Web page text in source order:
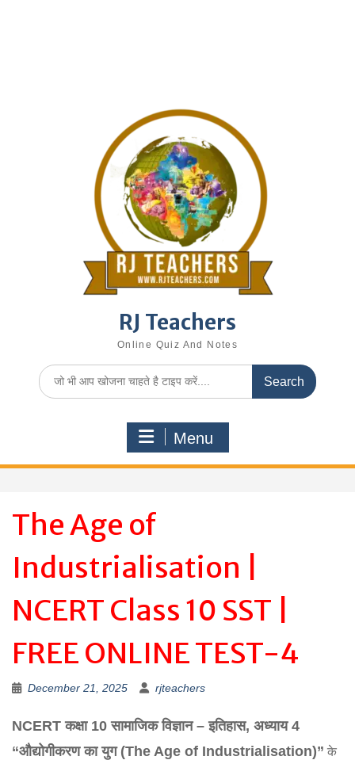
RJ Teachers
Online Quiz And Notes
Search
for:
Menu
The Age of
Industrialisation |
NCERT Class 10 SST |
FREE ONLINE TEST-4
December 21, 2025 rjteachers
NCERT कक्षा 10 सामाजिक विज्ञान – इतिहास, अध्याय 4
“औद्योगीकरण का युग (The Age of Industrialisation)” के